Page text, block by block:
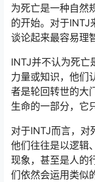
为死亡是一种自然
的开始。对于INTJ
谈论起来最容易理
INTJ并不认为死亡
力量或知识，他们
者是轮回转世的大
生命的一部分，它
对于INTJ而言，对
他们往往是以逻辑
现象，甚至是人的
们依然会运用类似